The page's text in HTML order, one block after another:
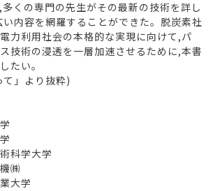
くの専門の先生がその最新の技術を詳し
内容を網羅することができた。脱炭素社
力利用社会の本格的な実現に向けて,パ
技術の浸透を一層加速させるために,本書
たい。
」より抜粋)
科学大学
㈱
大学